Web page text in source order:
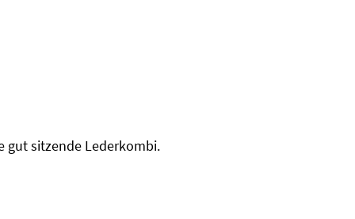
gut sitzende Lederkombi.